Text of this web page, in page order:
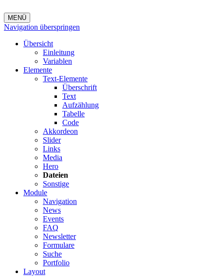
MENÜ
Navigation überspringen
Übersicht
Einleitung
Variablen
Elemente
Text-Elemente
Überschrift
Text
Aufzählung
Tabelle
Code
Akkordeon
Slider
Links
Media
Hero
Dateien
Sonstige
Module
Navigation
News
Events
FAQ
Newsletter
Formulare
Suche
Portfolio
Layout